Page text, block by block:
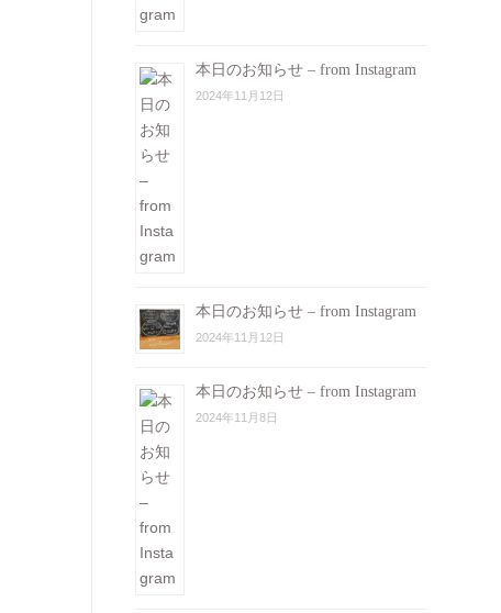
本日のお知らせ – from Instagram
2024年11月12日
本日のお知らせ – from Instagram
2024年11月12日
本日のお知らせ – from Instagram
2024年11月8日